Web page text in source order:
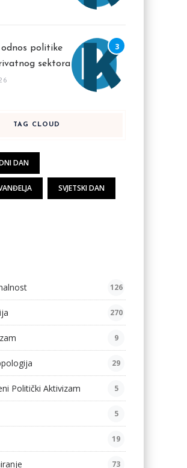
politike
sektora
TAG CLOUD
DAN
SVJETSKI DAN
126
270
9
29
Politički Aktivizam 5
5
19
73